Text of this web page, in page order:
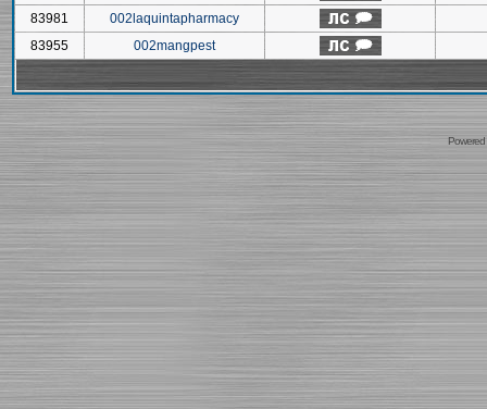
83981
002laquintapharmacy
83955
002mangpest